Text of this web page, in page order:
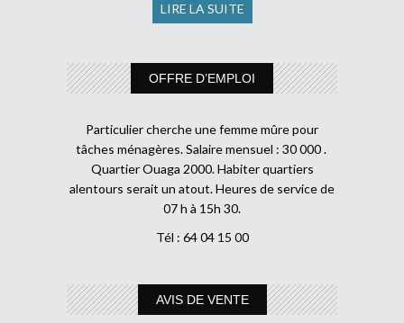
LIRE LA SUITE
OFFRE D’EMPLOI
Particulier cherche une femme mûre pour
tâches ménagères. Salaire mensuel : 30 000 .
Quartier Ouaga 2000. Habiter quartiers
alentours serait un atout. Heures de service de
07 h à 15h 30.
Tél : 64 04 15 00
AVIS DE VENTE